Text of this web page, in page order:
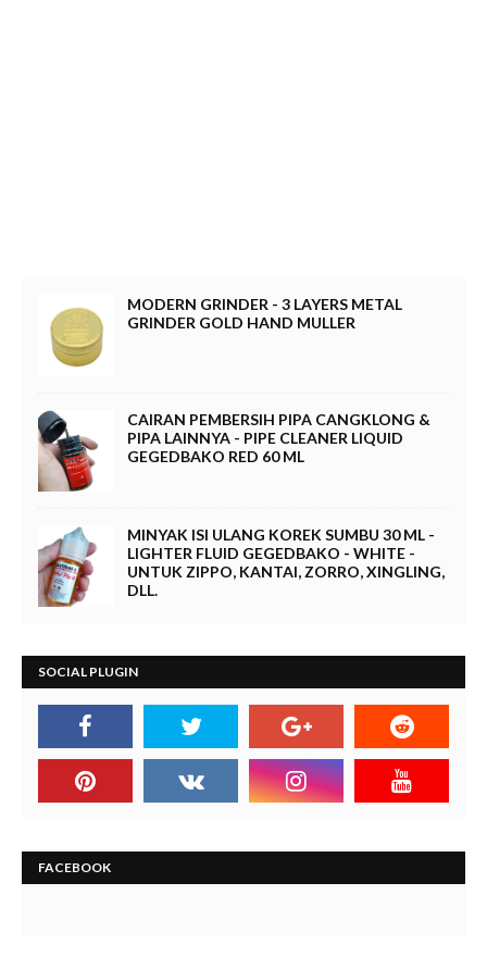
MODERN GRINDER - 3 LAYERS METAL
GRINDER GOLD HAND MULLER
CAIRAN PEMBERSIH PIPA CANGKLONG &
PIPA LAINNYA - PIPE CLEANER LIQUID
GEGEDBAKO RED 60 ML
MINYAK ISI ULANG KOREK SUMBU 30 ML -
LIGHTER FLUID GEGEDBAKO - WHITE -
UNTUK ZIPPO, KANTAI, ZORRO, XINGLING,
DLL.
SOCIAL PLUGIN
FACEBOOK